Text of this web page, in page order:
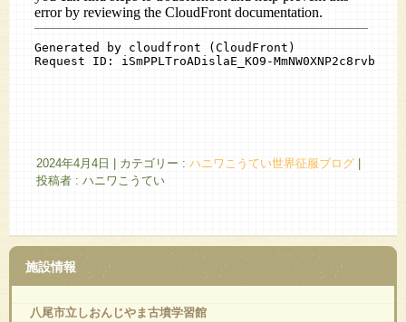
2024年4月4日 カテゴリー : ハニワこうてい世界征服ブログ
投稿者 : ハニワこうてい
施設情報
八尾市立しおんじやま古墳学習館